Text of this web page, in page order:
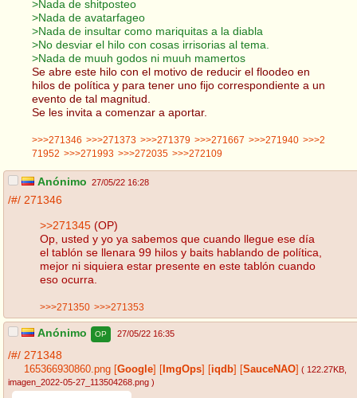
>Nada de shitposteo
>Nada de avatarfageo
>Nada de insultar como mariquitas a la diabla
>No desviar el hilo con cosas irrisorias al tema.
>Nada de muuh godos ni muuh mamertos
Se abre este hilo con el motivo de reducir el floodeo en
hilos de política y para tener uno fijo correspondiente a un
evento de tal magnitud.
Se les invita a comenzar a aportar.
>>>271346 >>>271373 >>>271379 >>>271667 >>>271940 >>>2
71952 >>>271993 >>>272035 >>>272109
Anónimo 27/05/22 16:28
/#/ 271346
>>271345 (OP)
Op, usted y yo ya sabemos que cuando llegue ese día
el tablón se llenara 99 hilos y baits hablando de política,
mejor ni siquiera estar presente en este tablón cuando
eso ocurra.
>>>271350 >>>271353
Anónimo OP 27/05/22 16:35
/#/ 271348
165366930860.png Google ImgOps iqdb SauceNAO ( 122.27KB
imagen_2022-05-27_113504268.png )